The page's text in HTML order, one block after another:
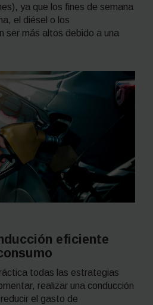
ya que los fines de semana
el diésel o los
ser más altos debido a una
eficiente
todas las estrategias
realizar una conducción
el gasto de